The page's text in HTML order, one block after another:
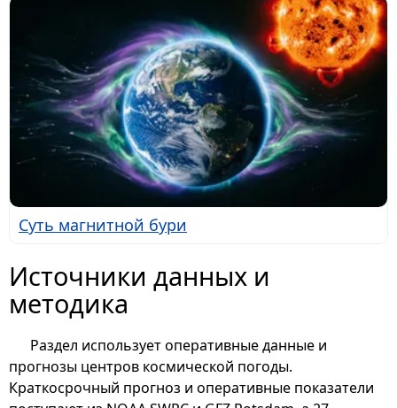
Суть магнитной бури
Источники данных и
методика
Раздел использует оперативные данные и
прогнозы центров космической погоды.
Краткосрочный прогноз и оперативные показатели